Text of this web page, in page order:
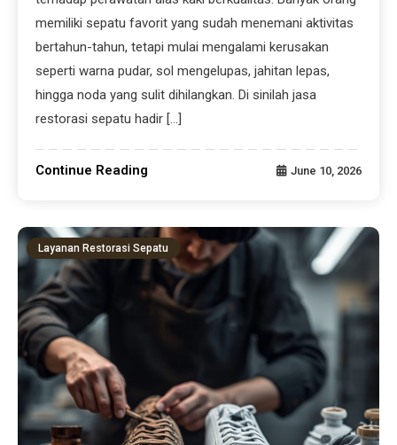
memiliki sepatu favorit yang sudah menemani aktivitas
bertahun-tahun, tetapi mulai mengalami kerusakan
seperti warna pudar, sol mengelupas, jahitan lepas,
hingga noda yang sulit dihilangkan. Di sinilah jasa
restorasi sepatu hadir […]
Continue Reading June 10, 2026
Layanan Restorasi Sepatu